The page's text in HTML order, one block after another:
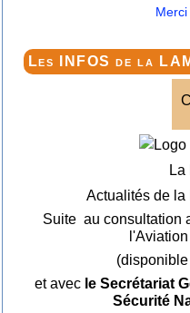
Les INFOS de la
Actualités de la
Suite au consultation
et avec le Secrétariat
Sécurité